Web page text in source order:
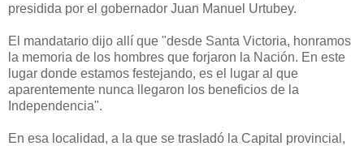
presidida por el gobernador Juan Manuel Urtubey.
El mandatario dijo allí que "desde Santa Victoria, honramos
la memoria de los hombres que forjaron la Nación. En este
lugar donde estamos festejando, es el lugar al que
aparentemente nunca llegaron los beneficios de la
Independencia".
En esa localidad, a la que se trasladó la Capital provincial,